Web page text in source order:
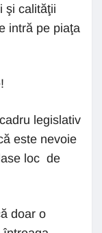
şi calităţii
intră pe piaţa
legislativ
este nevoie
loc de
doar o